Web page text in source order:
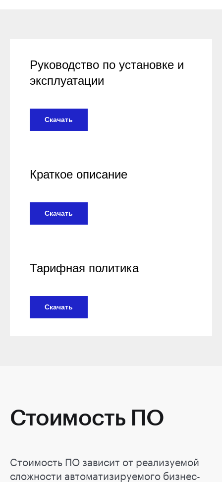
Руководство по установке и
эксплуатации
Скачать
Краткое описание
Скачать
Тарифная политика
Скачать
Стоимость ПО
Стоимость ПО зависит от реализуемой
сложности автоматизируемого бизнес-